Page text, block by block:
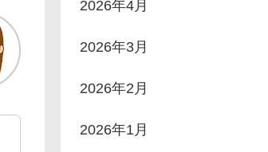
2026年4月
2026年3月
2026年2月
2026年1月